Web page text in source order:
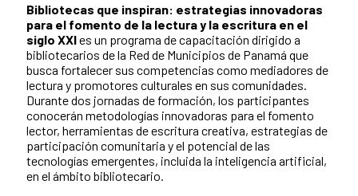
Bibliotecas que inspiran: estrategias innovadoras
para el fomento de la lectura y la escritura en el
siglo XXIes un programa de capacitación dirigido a
bibliotecarios de la Red de Municipios de Panamá que
busca fortalecer sus competencias como mediadores de
lectura y promotores culturales en sus comunidades.
Durante dos jornadas de formación, los participantes
conocerán metodologías innovadoras para el fomento
lector, herramientas de escritura creativa, estrategias de
participación comunitaria y el potencial de las
tecnologías emergentes, incluida la inteligencia artificial,
en el ámbito bibliotecario.